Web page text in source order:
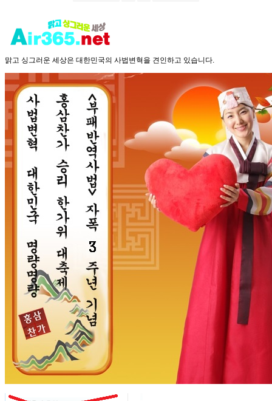
맑고 싱그러운 세상은 대한민국의 사법변혁을 견인하고 있습니다.